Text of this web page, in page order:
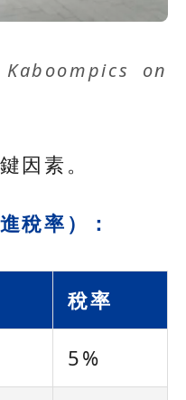
on
因素。
稅率）：
稅率
5%